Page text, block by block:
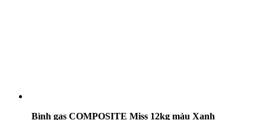
Bình gas COMPOSITE Miss 12kg màu Xanh